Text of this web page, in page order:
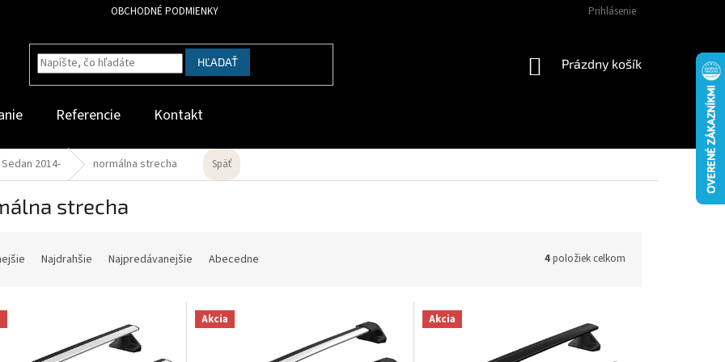
OBCHODNÉ PODMIENKY Prihlásenie
HĽADAŤ
NÁKUPNÝ
Prázdny košík
Referencie Kontakt
2014- normálna strecha Späť
strecha
Najdrahšie Najpredávanejšie Abecedne 4položiek celkom
Akcia Akcia